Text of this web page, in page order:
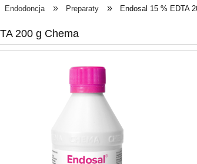
Endodoncja » Preparaty » Endosal 15 % EDTA
200 g Chema